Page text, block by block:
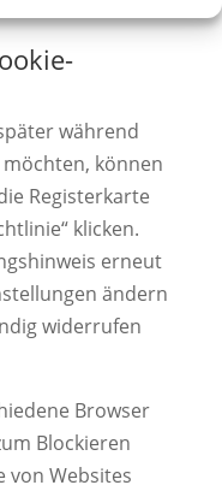
während
können
Registerkarte
klicken.
erneut
ändern
widerrufen
Browser
Blockieren
von Websites